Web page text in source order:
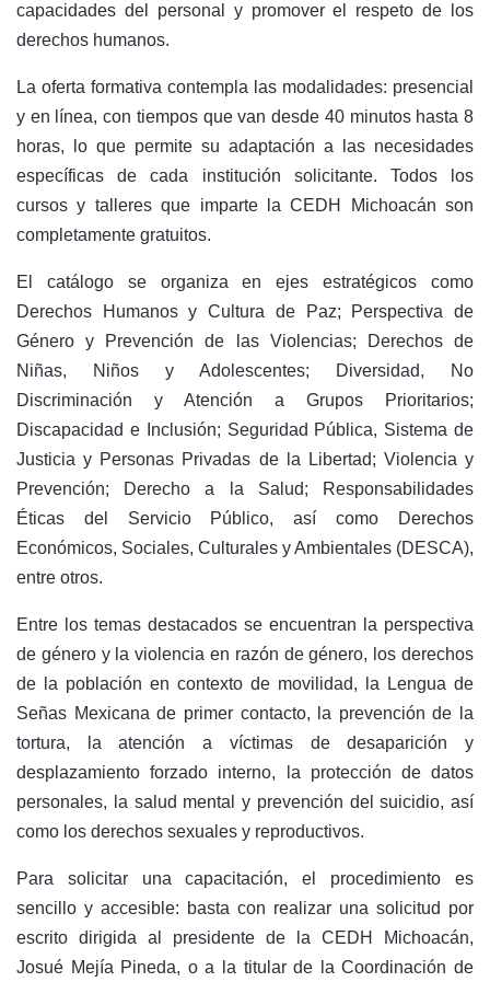
capacidades del personal y promover el respeto de los
derechos humanos.
La oferta formativa contempla las modalidades: presencial
y en línea, con tiempos que van desde 40 minutos hasta 8
horas, lo que permite su adaptación a las necesidades
específicas de cada institución solicitante. Todos los
cursos y talleres que imparte la CEDH Michoacán son
completamente gratuitos.
El catálogo se organiza en ejes estratégicos como
Derechos Humanos y Cultura de Paz; Perspectiva de
Género y Prevención de las Violencias; Derechos de
Niñas, Niños y Adolescentes; Diversidad, No
Discriminación y Atención a Grupos Prioritarios;
Discapacidad e Inclusión; Seguridad Pública, Sistema de
Justicia y Personas Privadas de la Libertad; Violencia y
Prevención; Derecho a la Salud; Responsabilidades
Éticas del Servicio Público, así como Derechos
Económicos, Sociales, Culturales y Ambientales (DESCA),
entre otros.
Entre los temas destacados se encuentran la perspectiva
de género y la violencia en razón de género, los derechos
de la población en contexto de movilidad, la Lengua de
Señas Mexicana de primer contacto, la prevención de la
tortura, la atención a víctimas de desaparición y
desplazamiento forzado interno, la protección de datos
personales, la salud mental y prevención del suicidio, así
como los derechos sexuales y reproductivos.
Para solicitar una capacitación, el procedimiento es
sencillo y accesible: basta con realizar una solicitud por
escrito dirigida al presidente de la CEDH Michoacán,
Josué Mejía Pineda, o a la titular de la Coordinación de